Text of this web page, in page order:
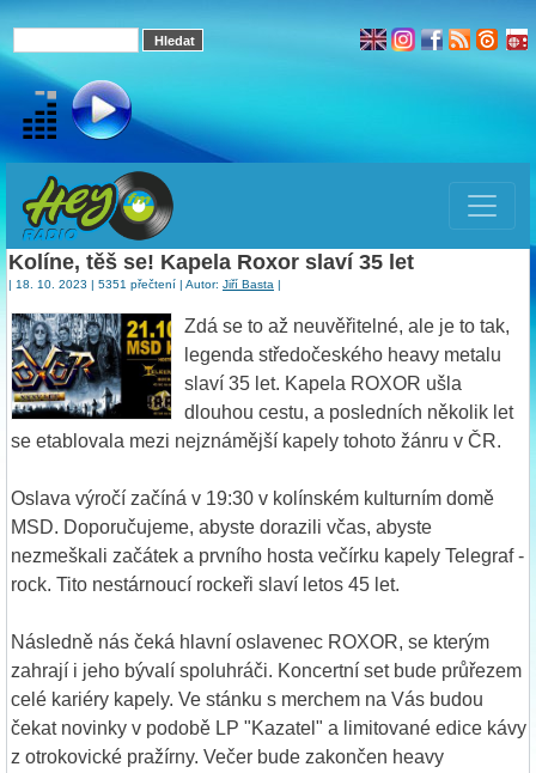
Kolíne, těš se! Kapela Roxor slaví 35 let
| 18. 10. 2023 | 5351 přečtení | Autor: Jiří Basta |
Zdá se to až neuvěřitelné, ale je to tak,
legenda středočeského heavy metalu
slaví 35 let. Kapela ROXOR ušla
dlouhou cestu, a posledních několik let
se etablovala mezi nejznámější kapely tohoto žánru v ČR.
Oslava výročí začíná v 19:30 v kolínském kulturním domě
MSD. Doporučujeme, abyste dorazili včas, abyste
nezmeškali začátek a prvního hosta večírku kapely Telegraf -
rock. Tito nestárnoucí rockeři slaví letos 45 let.
Následně nás čeká hlavní oslavenec ROXOR, se kterým
zahrají i jeho bývalí spoluhráči. Koncertní set bude průřezem
celé kariéry kapely. Ve stánku s merchem na Vás budou
čekat novinky v podobě LP "Kazatel" a limitované edice kávy
z otrokovické pražírny. Večer bude zakončen heavy